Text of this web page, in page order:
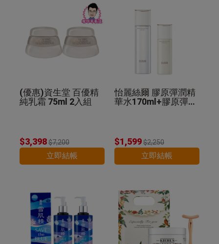
(優惠)資生堂 百優精
純乳霜 75ml 2入組
$3,398$7,200
立即結帳
怡麗絲爾 膠原彈潤精
華水170ml+膠原彈潤
$1,599$2,250
立即結帳